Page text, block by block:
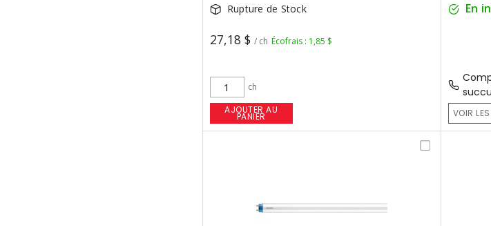
Rupture de Stock
27,18 $ / ch Écofrais : 1,85 $
ch
AJOUTER AU
PANIER
En
VOIR